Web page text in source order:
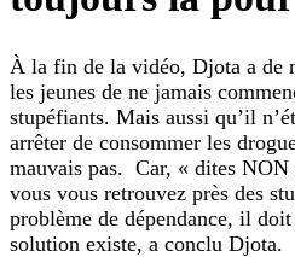
À la fin de la vidéo, Djota a de
les jeunes de ne jamais
stupéfiants. Mais aussi qu’il
arrêter de consommer les
mauvais pas. Car, « dites NON
vous vous retrouvez près des
problème de dépendance, il
solution existe, a conclu Djota.